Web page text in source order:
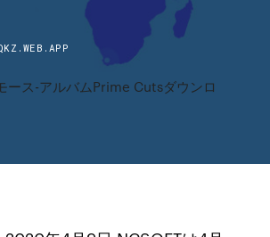
ース-アルバムPrime Cutsダウンロ